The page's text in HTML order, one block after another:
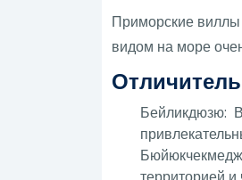
Приморские виллы
видом на море
Бейликдюзю: